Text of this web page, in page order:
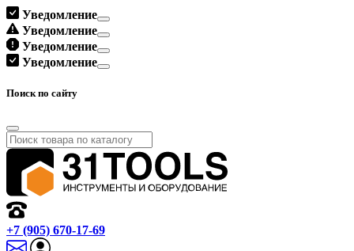
Уведомление
Уведомление
Уведомление
Уведомление
Поиск по сайту
+7 (905) 670-17-69